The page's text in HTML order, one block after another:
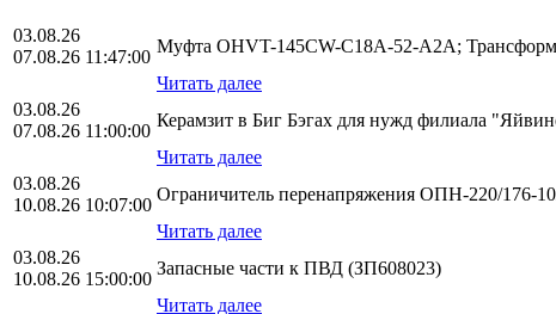
03.08.26
07.08.26 11:47:00
Муфта OHVT-145CW-C18A-52-A2A;
Читать далее
03.08.26
07.08.26 11:00:00
Керамзит в Биг Бэгах для нужд филиала
Читать далее
03.08.26
10.08.26 10:07:00
Ограничитель перенапряжения ОПН-220/176-
Читать далее
03.08.26
10.08.26 15:00:00
Запасные части к ПВД (ЗП608023)
Читать далее